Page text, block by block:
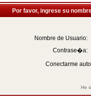
Por favor, ingrese su
Nombre de Usuario:
Contrase�a:
Conectarme
He